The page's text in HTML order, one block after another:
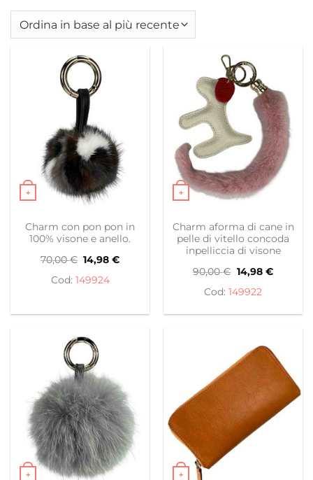
+
Questo prodotto ha più varianti. Le opzioni possono
Charm con pon pon in
100% visone e anello.
70,00€ Il
prezzo
originale
era:
14,98€Il
149924
+
Questo prodotto ha più
Charm aforma di cane in
pelle di vitello concoda
inpelliccia di visone
90,00€ Il
prezzo
originale
era:
14,98 €Il
149922
+ +